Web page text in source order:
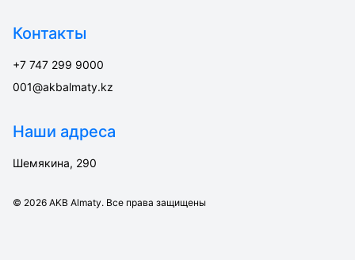
Контакты
+7 747 299 9000
001@akbalmaty.kz
Наши адреса
Шемякина, 290
© 2026 AKB Almaty. Все права защищены